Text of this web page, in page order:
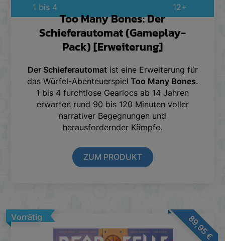
Too Many Bones: Der
Schieferautomat (Gameplay-
Pack) [Erweiterung]
Der Schieferautomatist eine Erweiterung für
das Würfel-Abenteuerspiel Too Many Bones.
1 bis 4 furchtlose Gearlocs ab 14 Jahren
erwarten rund 90 bis 120 Minuten voller
narrativer Begegnungen und
herausfordernder Kämpfe.
ZUM PRODUKT
1 bis 4 12+
89,95
€
Vorrätig